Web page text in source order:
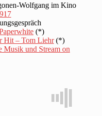
Wolfgang im Kino
(*)
Hit – Tom Liehr(*)
Musik und Stream on